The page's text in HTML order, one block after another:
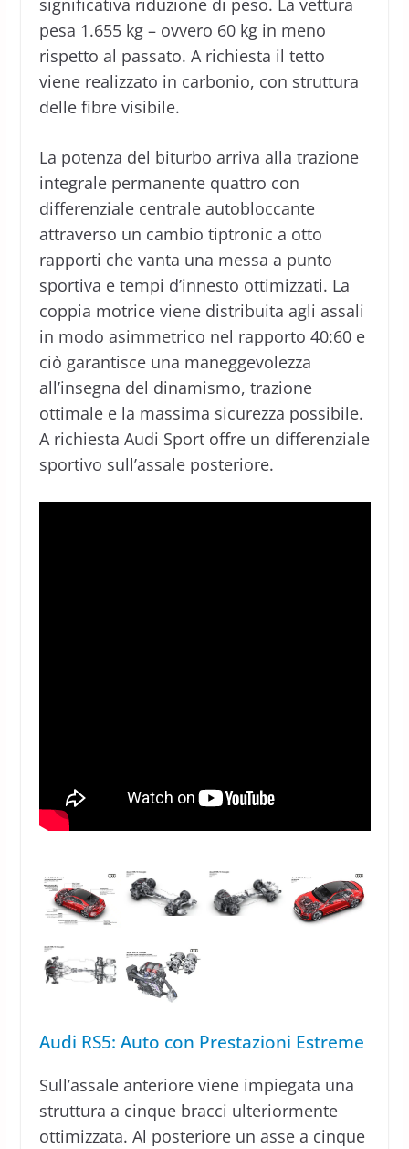
significativa riduzione di peso. La vettura
pesa 1.655 kg – ovvero 60 kg in meno
rispetto al passato. A richiesta il tetto
viene realizzato in carbonio, con struttura
delle fibre visibile.
La potenza del biturbo arriva alla trazione
integrale permanente quattro con
differenziale centrale autobloccante
attraverso un cambio tiptronic a otto
rapporti che vanta una messa a punto
sportiva e tempi d’innesto ottimizzati. La
coppia motrice viene distribuita agli assali
in modo asimmetrico nel rapporto 40:60 e
ciò garantisce una maneggevolezza
all’insegna del dinamismo, trazione
ottimale e la massima sicurezza possibile.
A richiesta Audi Sport offre un differenziale
sportivo sull’assale posteriore.
Audi RS5: Auto con Prestazioni Estreme
Sull’assale anteriore viene impiegata una
struttura a cinque bracci ulteriormente
ottimizzata. Al posteriore un asse a cinque